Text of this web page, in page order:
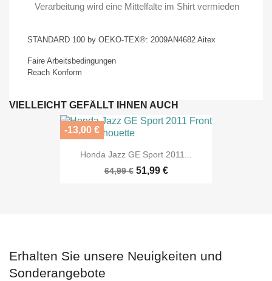
Verarbeitung wird eine Mittelfalte im Shirt vermieden
STANDARD 100 by OEKO-TEX®: 2009AN4682 Aitex
Faire Arbeitsbedingungen
Reach Konform
VIELLEICHT GEFÄLLT IHNEN AUCH
Honda Jazz GE Sport 2011...
64,99 € 51,99 €
-13,00 €
Erhalten Sie unsere Neuigkeiten und
Sonderangebote